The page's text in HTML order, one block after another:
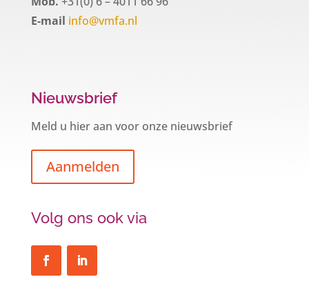
E-mail info@vmfa.nl
Nieuwsbrief
Meld u hier aan voor onze nieuwsbrief
Aanmelden
Volg ons ook via
Een hypotheek na uw 57e? Er zijn
De woningmarkt is nog steeds in beweging.
Misschien denkt u na over verhuizen, verbouwen